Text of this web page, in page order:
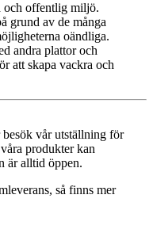
och offentlig miljö.
grund av de många
oändliga.
andra plattor och
att skapa vackra och
vår utställning för
produkter kan
är alltid öppen.
så finns mer